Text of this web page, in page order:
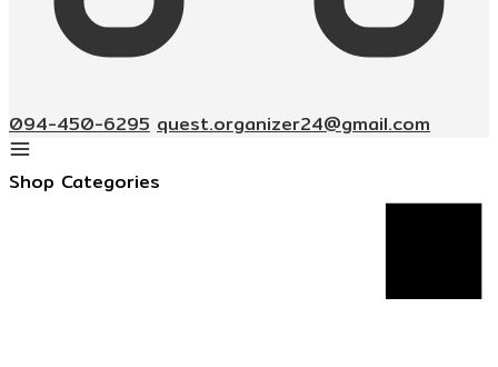
094-450-6295 quest.organizer24@gmail.com
Shop Categories